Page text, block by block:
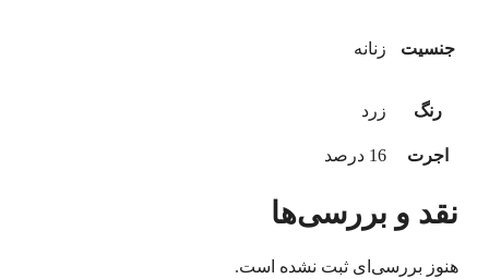
جنسیت زنانه
رنگ زرد
اجرت 16 درصد
نقد و بررسی‌ها
هنوز بررسی‌ای ثبت نشده است.